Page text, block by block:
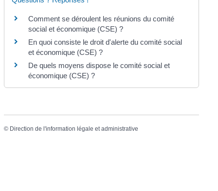
Comment se déroulent les réunions du comité
social et économique (CSE) ?
En quoi consiste le droit d'alerte du comité social
et économique (CSE) ?
De quels moyens dispose le comité social et
économique (CSE) ?
© Direction de l'information légale et administrative